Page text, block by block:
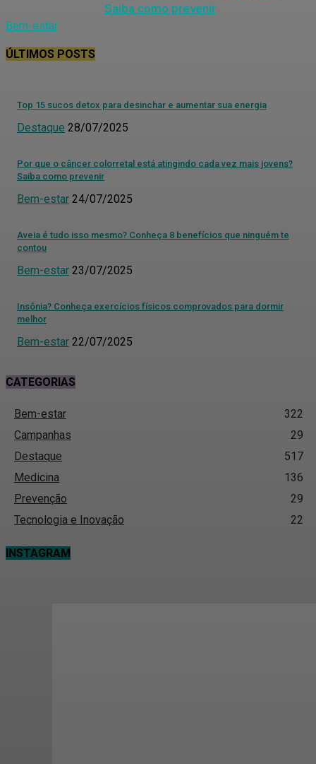
Bem-estar
Saiba como prevenir
ÚLTIMOS POSTS
Top 15 sucos detox para desinchar e aumentar sua energia
Destaque 28/07/2025
Por que o câncer colorretal está atingindo cada vez mais jovens?
Saiba como prevenir
Bem-estar 24/07/2025
Aveia é tudo isso mesmo? Conheça 8 benefícios que ninguém te
contou
Bem-estar 23/07/2025
Insônia? Conheça exercícios físicos comprovados para dormir
melhor
Bem-estar 22/07/2025
CATEGORIAS
Bem-estar
322
Campanhas
29
Destaque
517
Medicina
136
Prevenção
29
Tecnologia e Inovação
22
INSTAGRAM